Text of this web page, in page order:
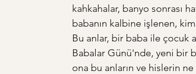
kahkahalar, banyo sonrası
babanın kalbine işlenen,
Bu anlar, bir baba ile çocuk
Babalar Günü'nde, yeni bir
ona bu anların ve hislerin